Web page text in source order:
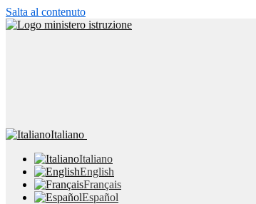
Salta al contenuto
Italiano
Italiano
English
Français
Español